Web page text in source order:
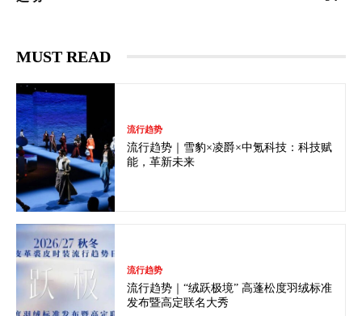
MUST READ
流行趋势
流行趋势｜雪豹×凌爵×中氪科技：科技赋
能，革新未来
流行趋势
流行趋势｜“绒跃极境” 高蓬松度羽绒标准
发布暨高定联名大秀